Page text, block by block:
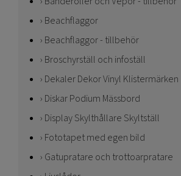
Beachflaggor
Beachflaggor - tillbehör
Broschyrställ och infoställ
Dekaler Dekor Vinyl Klistermärken
Diskar Podium Mässbord
Display Skylthållare Skyltställ
Fototapet med egen bild
Gatupratare och trottoarpratare